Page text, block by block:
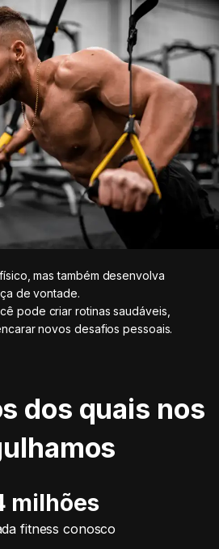
mas também desenvolva
de vontade.
pode criar rotinas saudáveis,
novos desafios pessoais.
dos quais nos
milhões
fitness conosco